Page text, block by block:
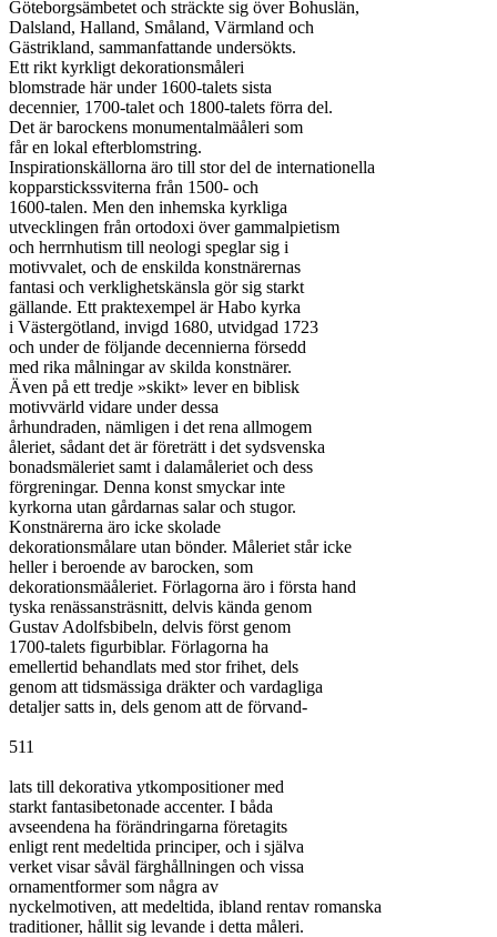
Göteborgsämbetet och sträckte sig över Bohuslän,
Dalsland, Halland, Småland, Värmland och
Gästrikland, sammanfattande undersökts.
Ett rikt kyrkligt dekorationsmåleri
blomstrade här under 1600-talets sista
decennier, 1700-talet och 1800-talets förra del.
Det är barockens monumentalmäåleri som
får en lokal efterblomstring.
Inspirationskällorna äro till stor del de internationella
kopparstickssviterna från 1500- och
1600-talen. Men den inhemska kyrkliga
utvecklingen från ortodoxi över gammalpietism
och herrnhutism till neologi speglar sig i
motivvalet, och de enskilda konstnärernas
fantasi och verklighetskänsla gör sig starkt
gällande. Ett praktexempel är Habo kyrka
i Västergötland, invigd 1680, utvidgad 1723
och under de följande decennierna försedd
med rika målningar av skilda konstnärer.
Även på ett tredje »skikt» lever en biblisk
motivvärld vidare under dessa
århundraden, nämligen i det rena allmogem
åleriet, sådant det är företrätt i det sydsvenska
bonadsmäleriet samt i dalamåleriet och dess
förgreningar. Denna konst smyckar inte
kyrkorna utan gårdarnas salar och stugor.
Konstnärerna äro icke skolade
dekorationsmålare utan bönder. Måleriet står icke
heller i beroende av barocken, som
dekorationsmäåleriet. Förlagorna äro i första hand
tyska renässansträsnitt, delvis kända genom
Gustav Adolfsbibeln, delvis först genom
1700-talets figurbiblar. Förlagorna ha
emellertid behandlats med stor frihet, dels
genom att tidsmässiga dräkter och vardagliga
detaljer satts in, dels genom att de förvand-
511
lats till dekorativa ytkompositioner med
starkt fantasibetonade accenter. I båda
avseendena ha förändringarna företagits
enligt rent medeltida principer, och i själva
verket visar såväl färghållningen och vissa
ornamentformer som några av
nyckelmotiven, att medeltida, ibland rentav romanska
traditioner, hållit sig levande i detta måleri.